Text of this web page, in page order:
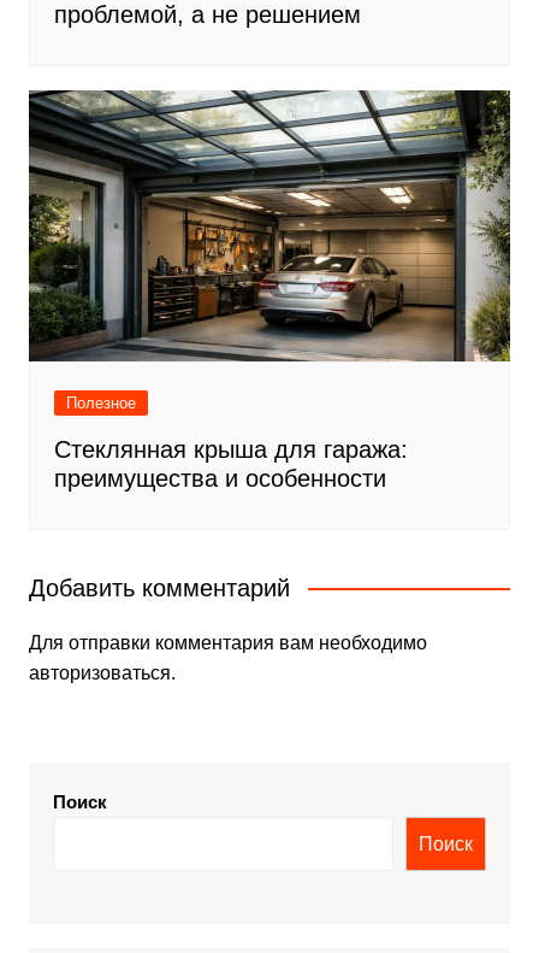
проблемой, а не решением
Полезное
Стеклянная крыша для гаража:
преимущества и особенности
Добавить комментарий
Для отправки комментария вам необходимо
авторизоваться.
Поиск
Поиск